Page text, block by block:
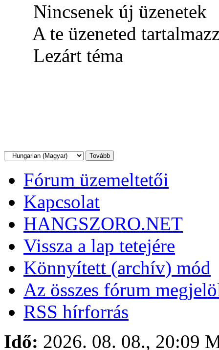
Nincsenek új üzenetek
A te üzeneted
Lezárt téma
Fórum üzemeltetői
Kapcsolat
HANGSZORO.NET
Vissza a lap tetejére
Könnyített (archív) mód
Az összes fórum
RSS hírforrás
Idő: 2026. 08. 08., 20:09